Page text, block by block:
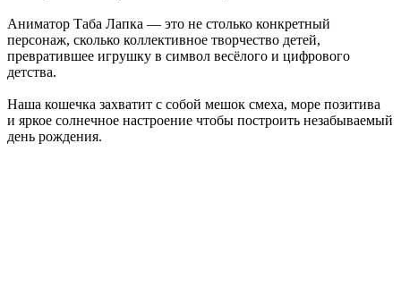
Аниматор Таба Лапка — это не столько конкретный
персонаж, сколько коллективное творчество детей,
превратившее игрушку в символ весёлого и цифрового
детства.
Наша кошечка захватит с собой мешок смеха, море позитива
и яркое солнечное настроение чтобы построить незабываемый
день рождения.